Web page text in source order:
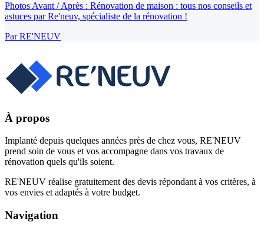
Photos Avant / Après : Rénovation de maison : tous nos conseils et
astuces par Re'neuv, spécialiste de la rénovation !
ParRE'NEUV
À propos
Implanté depuis quelques années près de chez vous, RE'NEUV
prend soin de vous et vos accompagne dans vos travaux de
rénovation quels qu'ils soient.
RE'NEUV réalise gratuitement des devis répondant à vos critères, à
vos envies et adaptés à votre budget.
Navigation